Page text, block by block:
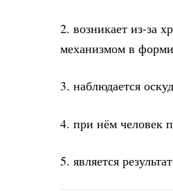
2. возникает из-за
механизмом в
3. наблюдается
4. при нём человек
5. является